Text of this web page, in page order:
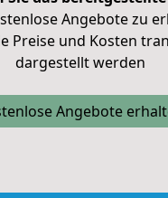
Angebote zu
Preise und Kosten
dargestellt werden
Angebote